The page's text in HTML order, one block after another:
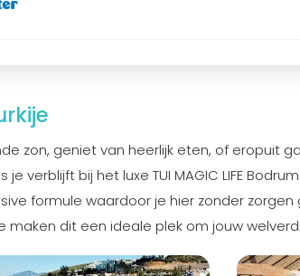
zon, geniet van heerlijk eten, of eropuit
verblijft bij het luxe TUI MAGIC LIFE
formule waardoor je hier zonder
dit een ideale plek om jouw